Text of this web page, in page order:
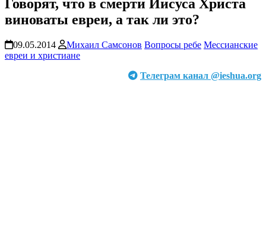
Говорят, что в смерти Иисуса Христа
виноваты евреи, а так ли это?
09.05.2014 Михаил Самсонов Вопросы ребе Мессианские
евреи и христиане
Телеграм канал @ieshua.org